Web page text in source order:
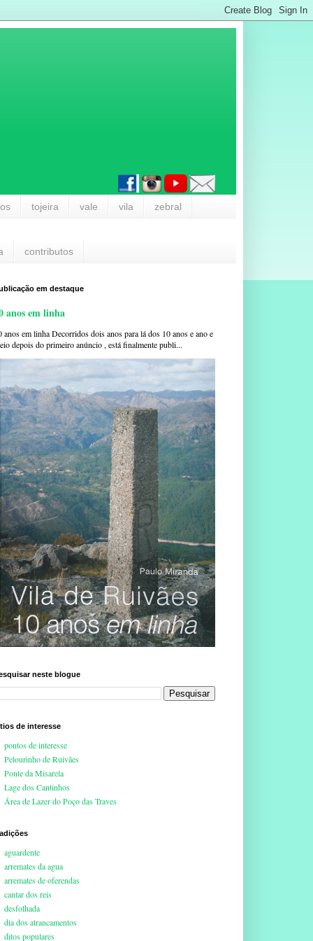
tojeira vale vila zebral
contributos
em destaque
anos em linha
anos em linha Decorridos dois anos para lá dos 10 anos e ano e
depois do primeiro anúncio , está finalmente publi...
neste blogue
de interesse
pontos de interesse
Pelourinho de Ruivães
Ponte da Misarela
Lage dos Cantinhos
Área de Lazer do Poço das Traves
aguardente
arremates da agua
arremates de oferendas
cantar dos reis
desfolhada
dia dos atrancamentos
ditos populares